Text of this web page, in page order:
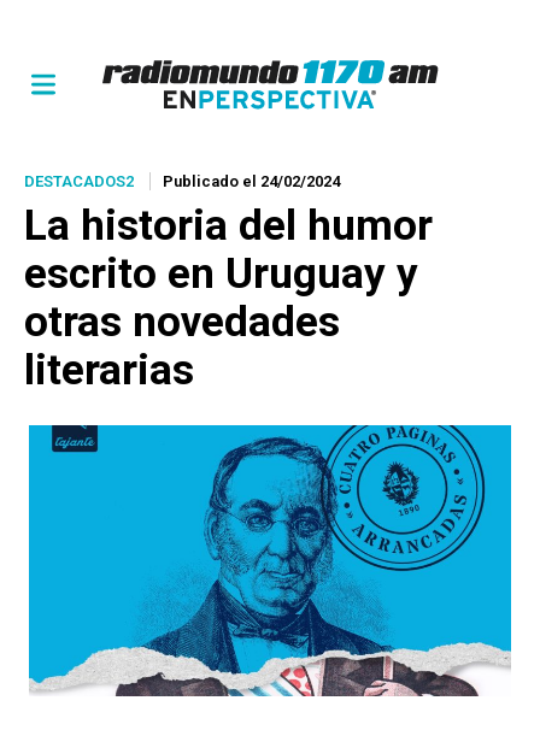
DESTACADOS2 Publicado el 24/02/2024
La historia del humor
escrito en Uruguay y
otras novedades
literarias